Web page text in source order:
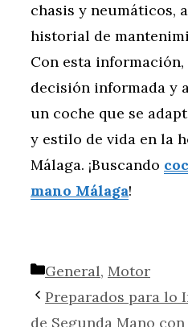
chasis y neumáticos,
historial de
Con esta
decisión informada y
un coche que se
y estilo de vida en la
Málaga. ¡Buscando
mano Málaga!
Categorías
General, Motor
Preparados para lo
de Segunda Mano